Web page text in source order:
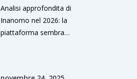
Analisi approfondita di
Inanomo nel 2026: la
piattaforma sembra